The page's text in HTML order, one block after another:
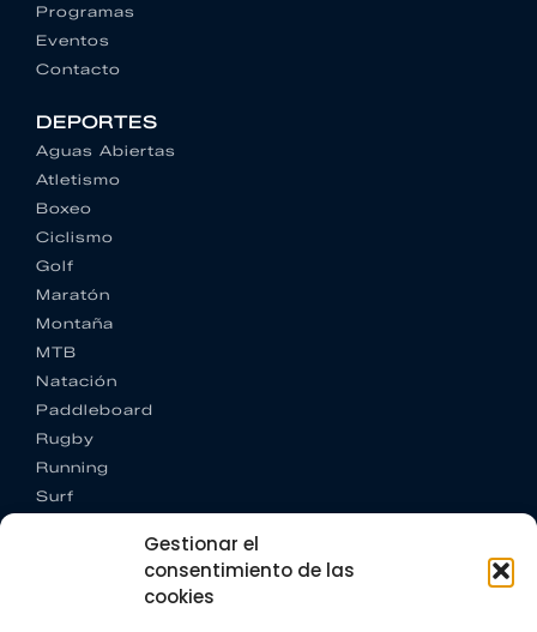
Gestionar el
consentimiento de las
cookies
Programas
Eventos
Contacto
DEPORTES
Aguas Abiertas
Atletismo
Boxeo
Ciclismo
Golf
Maratón
Montaña
MTB
Natación
Paddleboard
Rugby
Running
Surf
CONTACTO